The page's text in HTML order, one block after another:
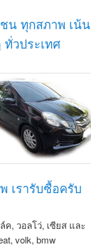
น ทุกสภาพ เน้น
ทั่วประเทศ
เรารับซื้อครับ
, วอลโว่, เซียส และ
volk, bmw